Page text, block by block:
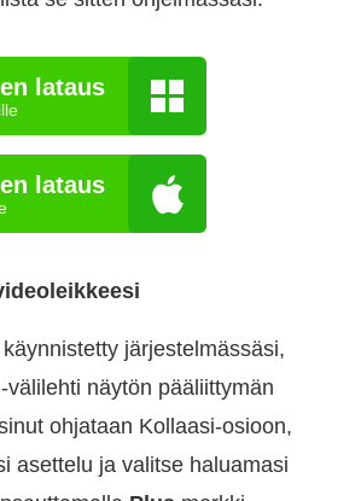
lataus
lataus
järjestelmässäsi,
-välilehti näytön pääliittymän
ohjataan Kollaasi-osioon,
asettelu ja valitse haluamasi